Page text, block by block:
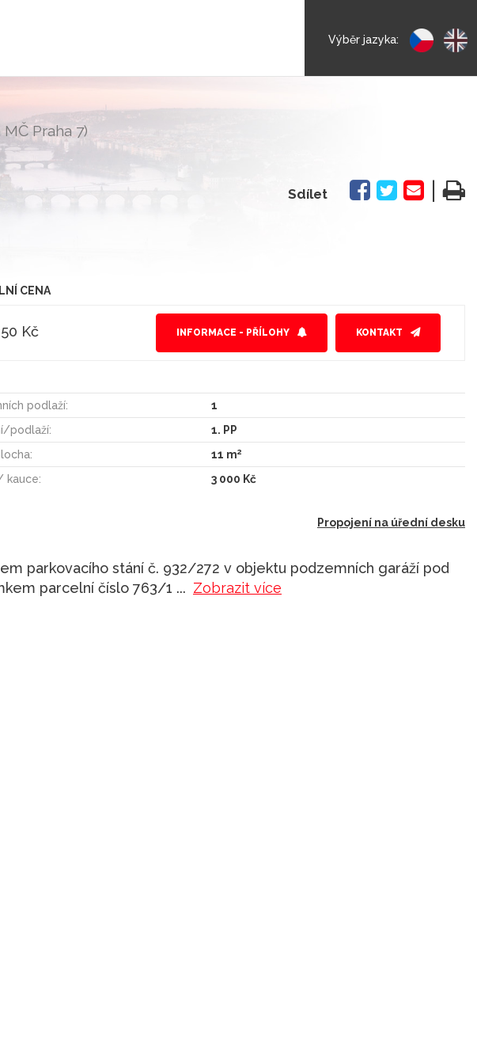
Výběr jazyka:
Praha 7)
Sdílet
CENA
Kč KONTAKT
INFORMACE - PŘÍLOHY
podlaží:
1
podlaží:
1. PP
11 m2
kauce: 3 000 Kč
Propojení na úřední desku
parkovacího stání č. 932/272 v objektu podzemních garáží pod
parcelní číslo 763/1 ... Zobrazit více